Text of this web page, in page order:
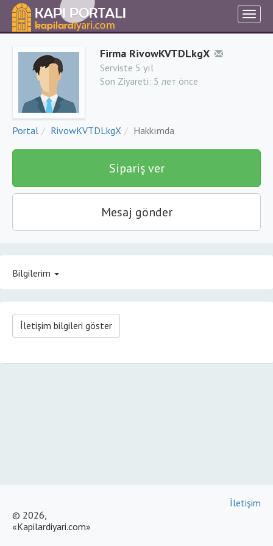
Firma RivowKVTDLkgX
Serviste 5 yıl
Son Ziyareti: 5 лет önce
Portal RivowKVTDLkgX Hakkımda
Sipariş ver
Mesaj gönder
Bilgilerim
İletişim bilgileri göster
© 2026,
«Kapilardiyari.com»
İletişim